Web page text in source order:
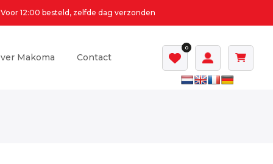
Voor 12:00 besteld, zelfde dag verzonden
Makoma Contact
0